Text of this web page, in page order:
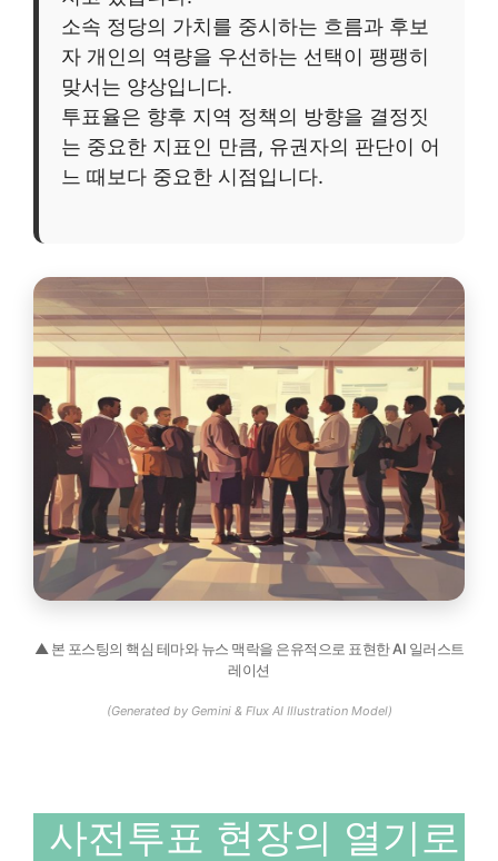
소속 정당의 가치를 중시하는 흐름과 후보
자 개인의 역량을 우선하는 선택이 팽팽히
맞서는 양상입니다.
투표율은 향후 지역 정책의 방향을 결정짓
는 중요한 지표인 만큼, 유권자의 판단이 어
느 때보다 중요한 시점입니다.
▲ 본 포스팅의 핵심 테마와 뉴스 맥락을 은유적으로 표현한 AI 일러스트
레이션
(Generated by Gemini & Flux AI Illustration Model)
사전투표 현장의 열기로